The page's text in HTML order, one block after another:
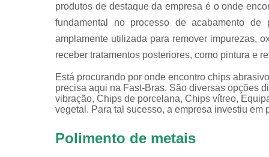
produtos de destaque da empresa é o onde
fundamental no processo de acabamento
amplamente utilizada para remover impurezas,
receber tratamentos posteriores, como pintura e
Está procurando por onde encontro chips
precisa aqui na Fast-Bras. São diversas opções
vibração, Chips de porcelana, Chips vítreo,
vegetal. Para tal sucesso, a empresa investiu
Polimento de metais